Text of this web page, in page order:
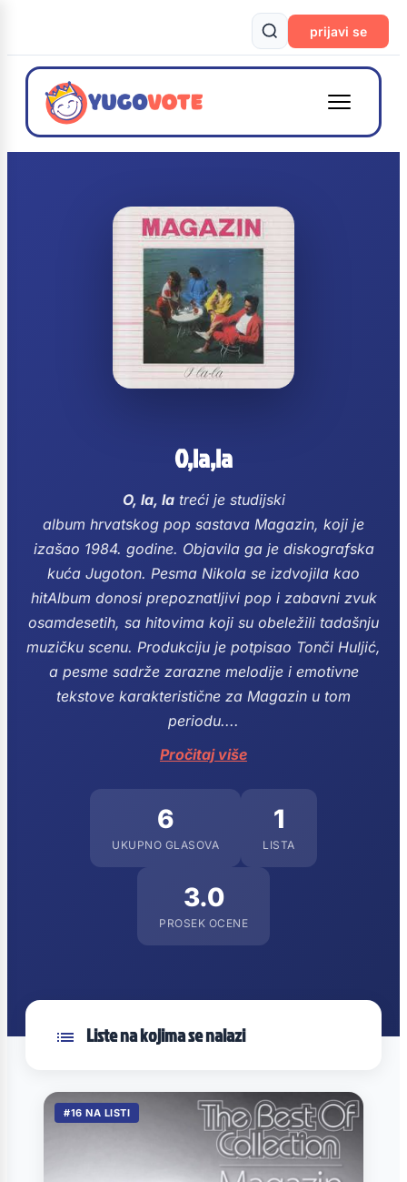
prijavi se
O,la,la
O, la, latreći je studijski
album hrvatskog pop sastava Magazin, koji je
izašao 1984. godine. Objavila ga je diskografska
kuća Jugoton. Pesma Nikola se izdvojila kao
hitAlbum donosi prepoznatljivi pop i zabavni zvuk
osamdesetih, sa hitovima koji su obeležili tadašnju
muzičku scenu. Produkciju je potpisao Tonči Huljić,
a pesme sadrže zarazne melodije i emotivne
tekstove karakteristične za Magazin u tom
periodu....
Pročitaj više
6
UKUPNO GLASOVA
1
LISTA
3.0
PROSEK OCENE
Liste na kojima se nalazi
#16 NA LISTI